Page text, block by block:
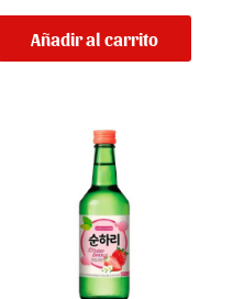
Añadir al carrito